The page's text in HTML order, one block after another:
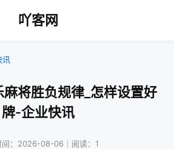
吖客网
将胜负规律_怎样设置好
牌-企业快讯
间：2026-08-06｜阅读：1